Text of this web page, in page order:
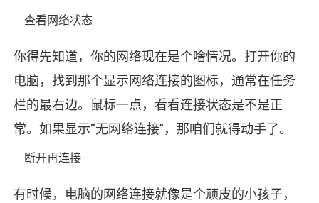
查看网络状态
你得先知道，你的网络现在是个啥情况。打开你的
电脑，找到那个显示网络连接的图标，通常在任务
栏的最右边。鼠标一点，看看连接状态是不是正
常。如果显示“无网络连接”，那咱们就得动手了。
断开再连接
有时候，电脑的网络连接就像是个顽皮的小孩子，